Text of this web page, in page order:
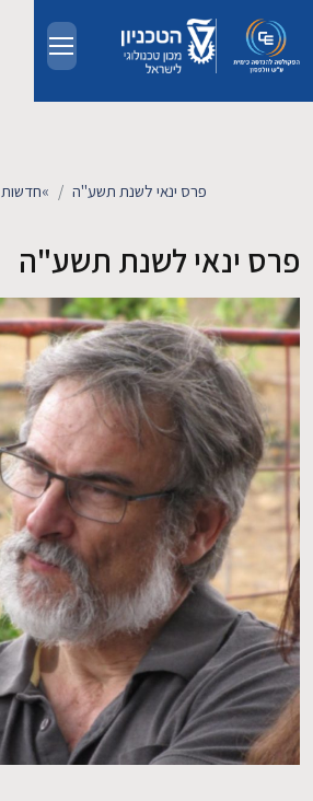
EN
מחקר
חדשות ואירועים
קשרי תעשייה
צרו קשר
חדשות» פרס ינאי לשנת תשע"ה
פרס ינאי לשנת תשע"ה